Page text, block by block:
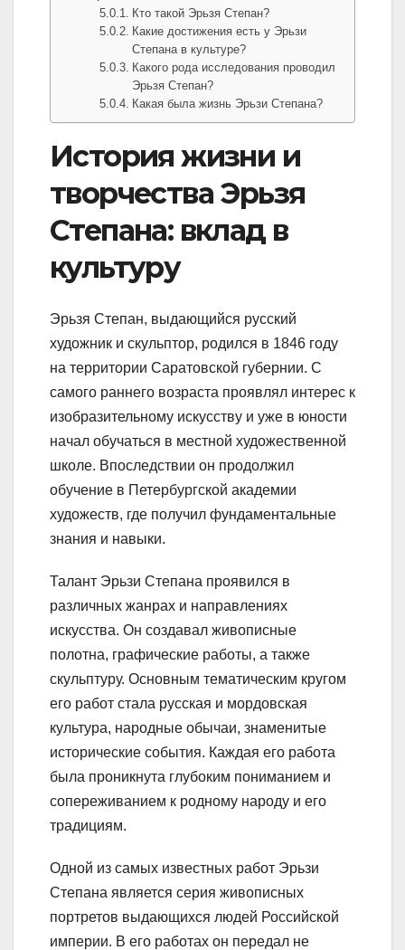
Кто такой Эрьзя Степан?
Какие достижения есть у Эрьзи
Степана в культуре?
Какого рода исследования проводил
Эрьзя Степан?
Какая была жизнь Эрьзи Степана?
История жизни и
творчества Эрьзя
Степана: вклад в
культуру
Эрьзя Степан, выдающийся русский
художник и скульптор, родился в 1846 году
на территории Саратовской губернии. С
самого раннего возраста проявлял интерес к
изобразительному искусству и уже в юности
начал обучаться в местной художественной
школе. Впоследствии он продолжил
обучение в Петербургской академии
художеств, где получил фундаментальные
знания и навыки.
Талант Эрьзи Степана проявился в
различных жанрах и направлениях
искусства. Он создавал живописные
полотна, графические работы, а также
скульптуру. Основным тематическим кругом
его работ стала русская и мордовская
культура, народные обычаи, знаменитые
исторические события. Каждая его работа
была проникнута глубоким пониманием и
сопереживанием к родному народу и его
традициям.
Одной из самых известных работ Эрьзи
Степана является серия живописных
портретов выдающихся людей Российской
империи. В его работах он передал не